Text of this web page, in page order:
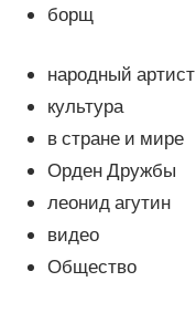
борщ
народный артист
культура
в стране и мире
Орден Дружбы
леонид агутин
видео
Общество